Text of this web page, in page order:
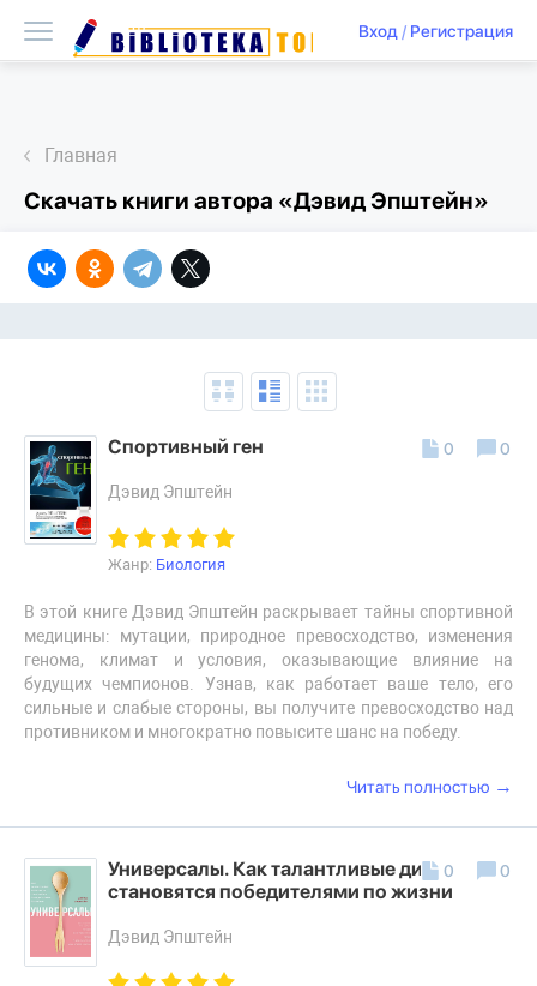
Вход/ Регистрация
Главная
Скачать книги автора «Дэвид Эпштейн»
Спортивный ген
Дэвид Эпштейн
Жанр: Биология
В этой книге Дэвид Эпштейн раскрывает тайны спортивной
медицины: мутации, природное превосходство, изменения
генома, климат и условия, оказывающие влияние на
будущих чемпионов. Узнав, как работает ваше тело, его
сильные и слабые стороны, вы получите превосходство над
противником и многократно повысите шанс на победу.
0 0
Читать полностью →
Универсалы. Как талантливые дилетанты
становятся победителями по жизни
Дэвид Эпштейн
0 0